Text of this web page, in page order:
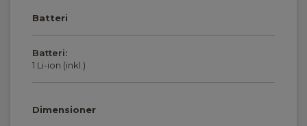
Batteri
Batteri:
1 Li-ion (inkl.)
Dimensioner